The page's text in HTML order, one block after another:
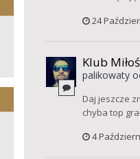
24
Klub
palikowaty
Daj jeszcze
chyba top
4